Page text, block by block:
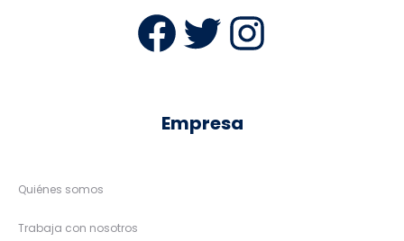
Facebook
Twitter
Empresa
Quiénes somos
Trabaja con nosotros